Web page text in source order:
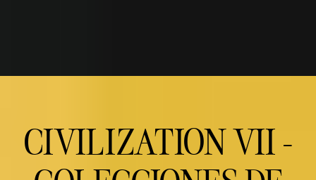
CIVILIZATION VII -